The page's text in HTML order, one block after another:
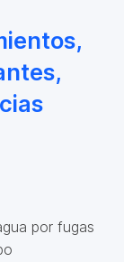
por fugas